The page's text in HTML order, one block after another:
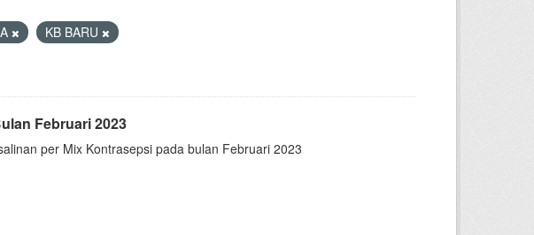
KB BARU
Februari 2023
per Mix Kontrasepsi pada bulan Februari 2023